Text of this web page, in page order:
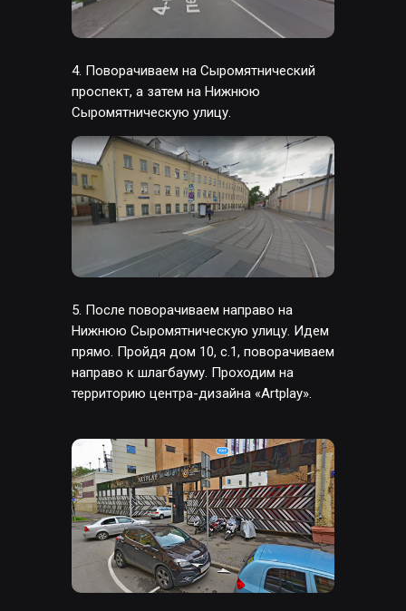
4. Поворачиваем на Сыромятнический
проспект, а затем на Нижнюю
Сыромятническую улицу.
5. После поворачиваем направо на
Нижнюю Сыромятническую улицу. Идем
прямо. Пройдя дом 10, с.1, поворачиваем
направо к шлагбауму. Проходим на
территорию центра-дизайна «Artplay».
Работы студентов
Сотрудничество
Политика конфиденциальности
Публичная оферта
Способы оплаты и правила возврата
денежных средств
Лицензия на осуществление
образовательной деятельности АНО ВО
«Универсальный Университет»